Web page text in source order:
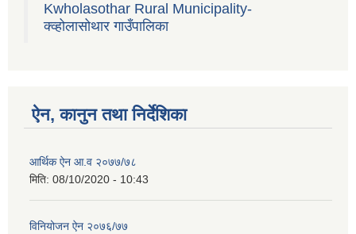
Kwholasothar Rural Municipality-
क्व्होलासोथार गाउँपालिका
ऐन, कानुन तथा निर्देशिका
आर्थिक ऐन आ.व २०७७/७८
मिति: 08/10/2020 - 10:43
विनियोजन ऐन २०७६/७७